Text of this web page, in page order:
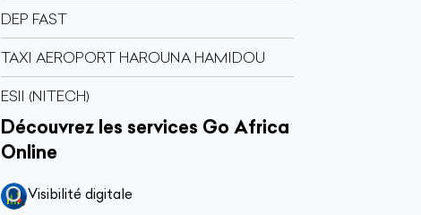
DEP FAST
TAXI AEROPORT HAROUNA HAMIDOU
ESII (NITECH)
Découvrez les services Go Africa
Online
Visibilité digitale